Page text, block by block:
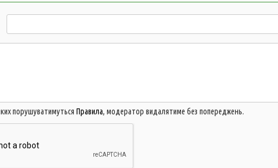
порушуватимуться Правила, модератор видалятиме без попереджень.